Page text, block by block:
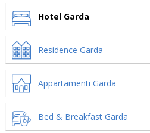
Hotel Garda
Residence Garda
Appartamenti Garda
Bed & Breakfast Garda